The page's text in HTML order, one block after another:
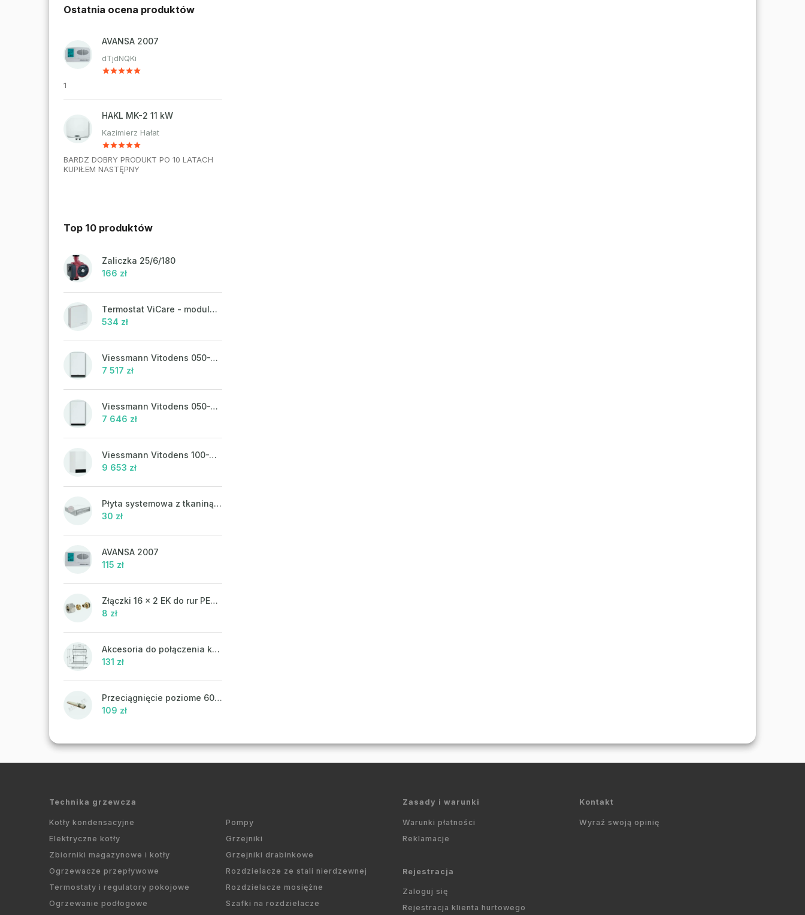
Ostatnia ocena produktów
AVANSA 2007
dTjdNQKi
1
HAKL MK-2 11 kW
Kazimierz Hałat
BARDZ DOBRY PRODUKT PO 10 LATACH
KUPIŁEM NASTĘPNY
Top 10 produktów
Zaliczka 25/6/180
166 zł
Termostat ViCare - modulacja
534 zł
Viessmann Vitodens 050-W, 19 kW
7 517 zł
Viessmann Vitodens 050-W, 19 kW, ciepła woda użytkowa
7 646 zł
Viessmann Vitodens 100-W, 19 kW
9 653 zł
Płyta systemowa z tkaniną UHP 302FP
30 zł
AVANSA 2007
115 zł
Złączki 16 x 2 EK do rur PEX-AL-PEX
8 zł
Akcesoria do połączenia koncentrycznego PR43 - ATTACK
131 zł
Przeciągnięcie poziome 60/100 mm
109 zł
Technika grzewcza
Kotły kondensacyjne
Elektryczne kotły
Zbiorniki magazynowe i kotły
Ogrzewacze przepływowe
Termostaty i regulatory pokojowe
Ogrzewanie podłogowe
Pompy
Grzejniki
Grzejniki drabinkowe
Rozdzielacze ze stali nierdzewnej
Rozdzielacze mosiężne
Szafki na rozdzielacze
Zasady i warunki
Warunki płatności
Reklamacje
Rejestracja
Zaloguj się
Rejestracja klienta hurtowego
Kontakt
Wyraź swoją opinię